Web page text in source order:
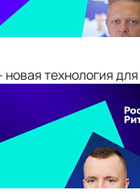
технология